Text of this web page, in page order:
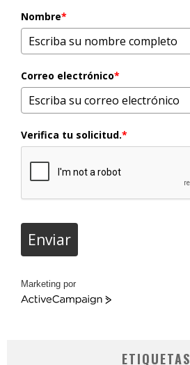
Nombre*
Correo electrónico*
Verifica tu solicitud.*
Enviar
Marketing por
ActiveCampaign
ETIQUETAS